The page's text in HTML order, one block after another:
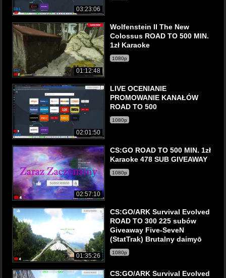
03:23:06
01:12:48
Wolfenstein II The New
Colossus ROAD TO 500 MIN.
1zł Karaoke
1080p
02:01:50
LIVE OCENIANIE
PROMOWANIE KANAŁÓW
ROAD TO 500
1080p
02:57:10
CS:GO ROAD TO 500 MIN. 1zł
Karaoke 478 SUB GIVEAWAY
1080p
01:35:26
CS:GO/ARK Survival Evolved
ROAD TO 300 225 subów
Giveaway Five-SeveN
(StatTrak) Brutalny daimyō
1080p
CS:GO/ARK Survival Evolved